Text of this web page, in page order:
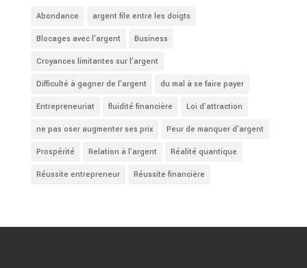
Abondance argent file entre les doigts
Blocages avec l'argent Business
Croyances limitantes sur l'argent
Difficulté à gagner de l'argent du mal à se faire payer
Entrepreneuriat fluidité financière Loi d'attraction
ne pas oser augmenter ses prix Peur de manquer d'argent
Prospérité Relation à l'argent Réalité quantique
Réussite entrepreneur Réussite financière